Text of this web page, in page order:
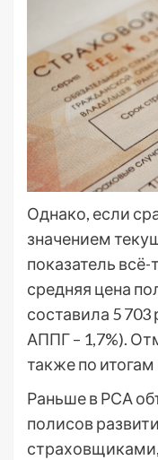
Однако, если
значением
показатель всё-
средняя цена
составила 5
АППГ – 1,7%).
также по итогам
Раньше в РСА
полисов